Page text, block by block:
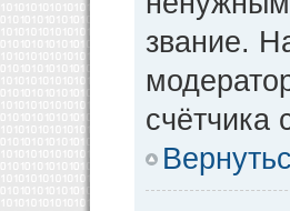
звание.
счётчика